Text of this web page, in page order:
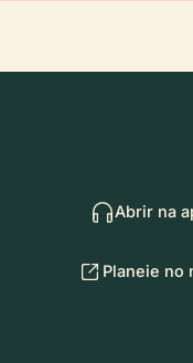
Abrir na
Planeie no